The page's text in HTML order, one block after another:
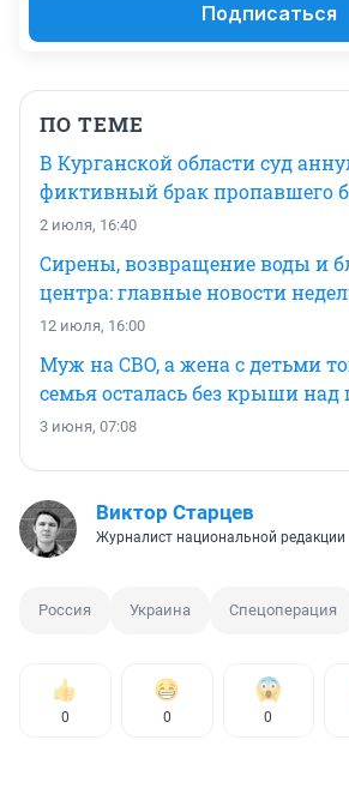
Подписаться
ПО ТЕМЕ
В Курганской области суд
фиктивный брак пропавшего
2 июля, 16:40
Сирены, возвращение воды и
центра: главные новости
12 июля, 16:00
Муж на СВО, а жена с детьми
семья осталась без крыши над
3 июня, 07:08
Виктор Старцев
Журналист национальной редакции
Россия Украина Спецоперация
0 0 0